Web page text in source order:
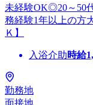
未経験OK◎20～50
務経験1年以上の方
Ｋ】
入浴介助時給
勤務地
面接地